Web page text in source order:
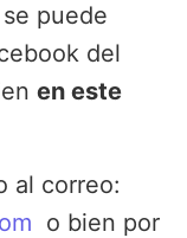
puede
del
en este
al correo:
o bien por